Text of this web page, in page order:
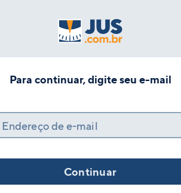
Para continuar, digite seu e-mail
Endereço de e-mail
Continuar